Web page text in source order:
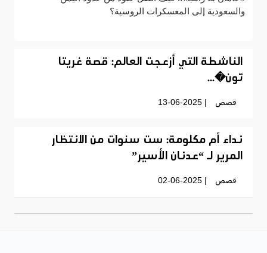
والسعودية إلى المعسكرات الروسية؟
الناشطة التي أزعجت العالم: قصة غريتا
تون�...
قصص | 13-06-2025
نداء أم مكلومة: ست سنوات من الانتظار
المرير لـ “عدنان الأسير”
قصص | 02-06-2025